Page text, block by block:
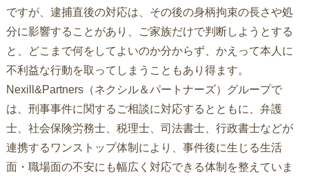
ですが、逮捕直後の対応は、その後の身柄拘束の長さや処
分に影響することがあり、ご家族だけで判断しようとする
と、どこまで何をしてよいのか分からず、かえって本人に
不利益な行動を取ってしまうこともあり得ます。
Nexill&Partners（ネクシル＆パートナーズ）グループで
は、刑事事件に関するご相談に対応するとともに、弁護
士、社会保険労務士、税理士、司法書士、行政書士などが
連携するワンストップ体制により、事件後に生じる生活
面・職場面の不安にも幅広く対応できる体制を整えていま